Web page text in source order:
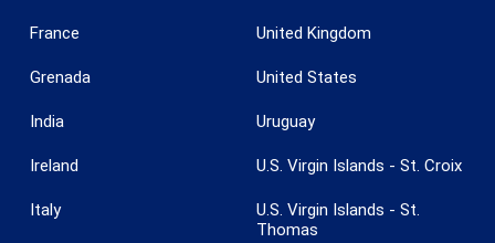
France
Grenada
India
Ireland
Italy
United Kingdom
United States
Uruguay
U.S. Virgin Islands - St. Croix
U.S. Virgin Islands - St.
Thomas